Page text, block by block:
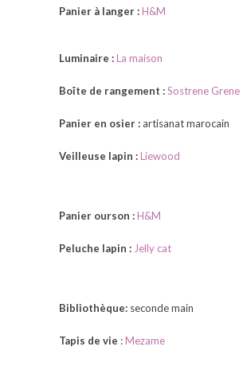
Panier à langer :H&M
Luminaire :La maison
Boîte de rangement :Sostrene Grene
Panier en osier : artisanat marocain
Veilleuse lapin :Liewood
Panier ourson :H&M
Peluche lapin : Jelly cat
Bibliothèque: seconde main
Tapis de vie :Mezame